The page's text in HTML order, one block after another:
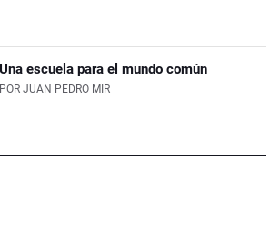
Una escuela para el mundo común
POR JUAN PEDRO MIR